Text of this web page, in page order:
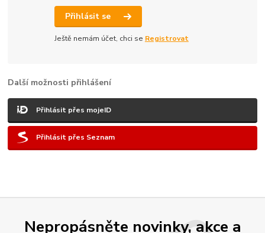
Přihlásit se
Ještě nemám účet, chci se Registrovat
Další možnosti přihlášení
Přihlásit přes mojeID
Přihlásit přes Seznam
Nepropásněte novinky, akce a